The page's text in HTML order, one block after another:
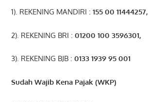
1). REKENING MANDIRI : 155 00 11444257,
2). REKENING BRI : 01200 100 3596301,
3). REKENING BJB : 0133 1939 95 001
Sudah Wajib Kena Pajak (WKP)